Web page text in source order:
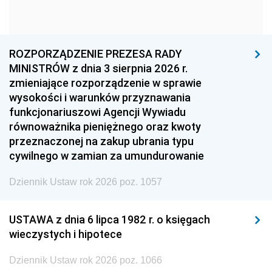
1957 1956
1954 1953
1951 1950
1948 1947
1945 1944 1939
1938 1937 1936
1935 1934
1929 1928 1927
ROZPORZĄDZENIE PREZESA RADY
MINISTRÓW z dnia 3 sierpnia 2026 r.
zmieniające rozporządzenie w sprawie
wysokości i warunków przyznawania
funkcjonariuszowi Agencji Wywiadu
równoważnika pieniężnego oraz kwoty
przeznaczonej na zakup ubrania typu
cywilnego w zamian za umundurowanie
Dziennik Ustaw rok 2026 poz. 1057
USTAWA z dnia 6 lipca 1982 r. o księgach
wieczystych i hipotece
Dziennik Ustaw rok 2026 poz. 1066